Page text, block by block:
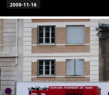
2009-11-16